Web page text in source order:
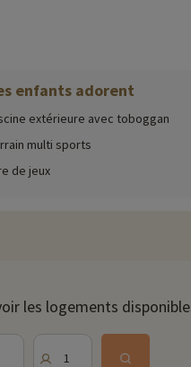
salle de fitness.
enfants adorent
extérieure avec toboggan
multi sports
de jeux
les logements
1